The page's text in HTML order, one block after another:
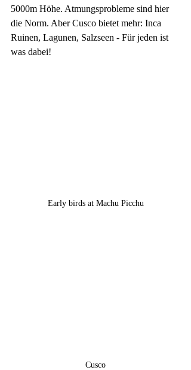
5000m Höhe. Atmungsprobleme sind hier
die Norm. Aber Cusco bietet mehr: Inca
Ruinen, Lagunen, Salzseen - Für jeden ist
was dabei!
Early birds at Machu Picchu
Cusco